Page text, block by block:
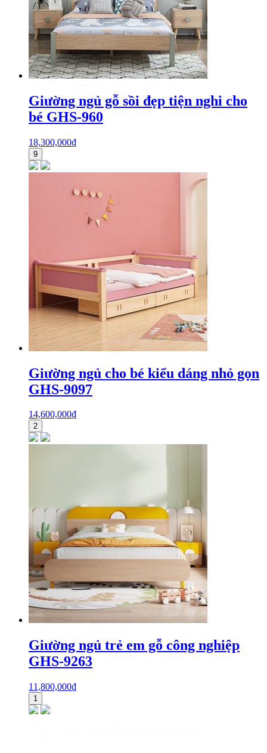
Giường ngủ gỗ sồi đẹp tiện nghi cho
bé GHS-960
18,300,000₫
9
Giường ngủ cho bé kiểu dáng nhỏ gọn
GHS-9097
14,600,000₫
2
Giường ngủ trẻ em gỗ công nghiệp
GHS-9263
11,800,000₫
1